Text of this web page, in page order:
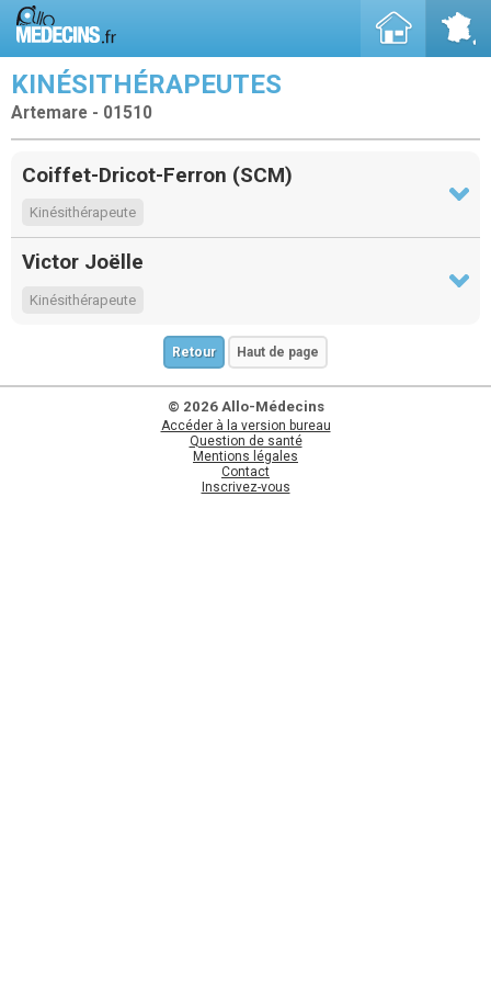
KINÉSITHÉRAPEUTES
Artemare - 01510
Coiffet-Dricot-Ferron (SCM)
Kinésithérapeute
Victor Joëlle
Kinésithérapeute
Retour Haut de page
© 2026 Allo-Médecins
Accéder à la version bureau
Question de santé
Mentions légales
Contact
Inscrivez-vous